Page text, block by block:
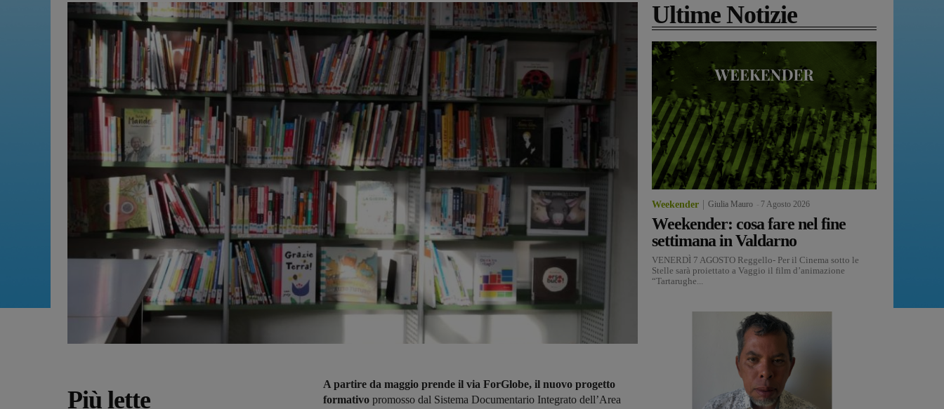
Più lette
A partire da maggio prende il via ForGlobe, il nuovo progetto
formativo promosso dal Sistema Documentario Integrato dell’Area
Ultime Notizie
Weekender Giulia Mauro 7 Agosto 2026
Weekender: cosa fare nel fine
settimana in Valdarno
VENERDÌ 7 AGOSTO Reggello- Per il Cinema sotto le
Stelle sarà proiettato a Vaggio il film d’animazione
“Tartarughe...